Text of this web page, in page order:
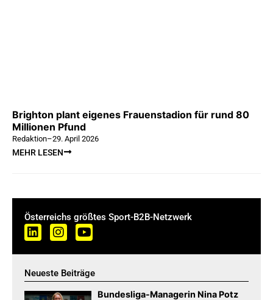
Brighton plant eigenes Frauenstadion für rund 80
Millionen Pfund
Redaktion–29. April 2026
MEHR LESEN
Österreichs größtes Sport-B2B-Netzwerk
Neueste Beiträge
Bundesliga-Managerin Nina Potz